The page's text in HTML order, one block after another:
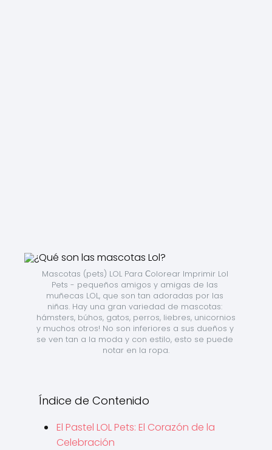
Mascotas (pets) LOL Para Сolorear Imprimir Lol
Pets - pequeños amigos y amigas de las
muñecas LOL, que son tan adoradas por las
niñas. Hay una gran variedad de mascotas:
hámsters, búhos, gatos, perros, liebres, unicornios
y muchos otros! No son inferiores a sus dueños y
se ven tan a la moda y con estilo, esto se puede
notar en la ropa.
Índice de Contenido
El Pastel LOL Pets: El Corazón de la
Celebración